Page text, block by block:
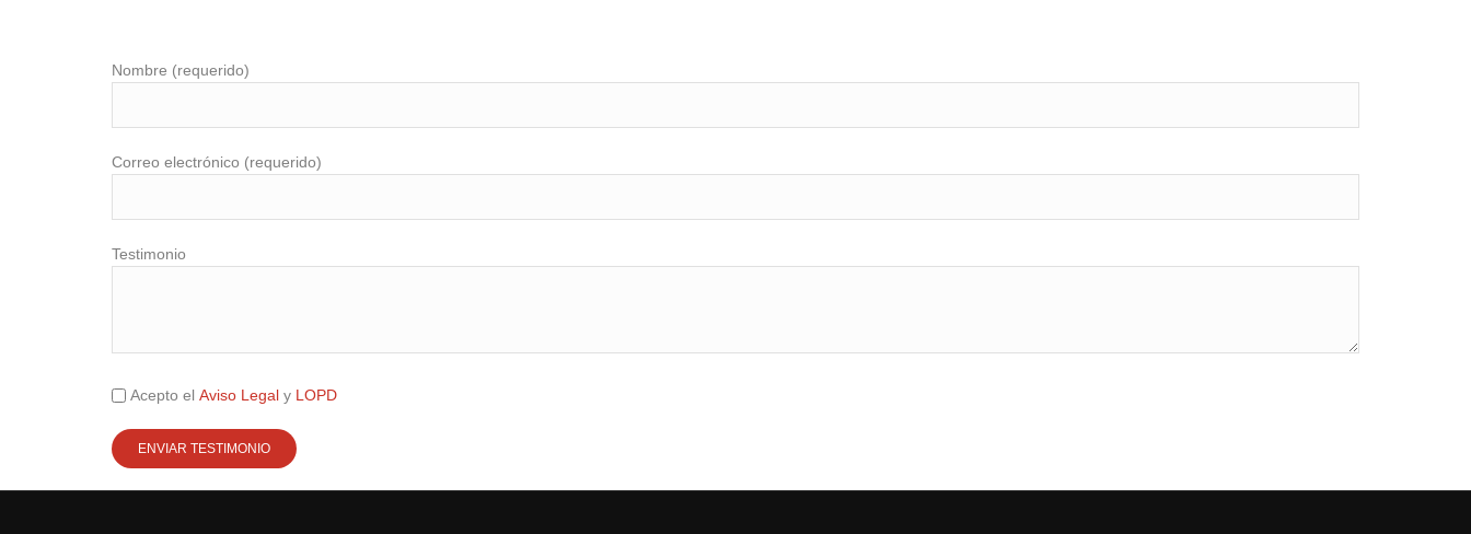
Nombre (requerido)
Correo electrónico (requerido)
Testimonio
Acepto el Aviso Legal y LOPD